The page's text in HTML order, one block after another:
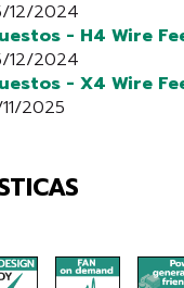
12/2024
- H4 Wire
12/2024
- X4 Wire
2025